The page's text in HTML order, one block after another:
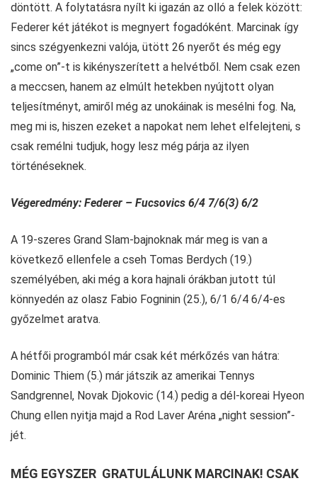
döntött. A folytatásra nyílt ki igazán az olló a felek között:
Federer két játékot is megnyert fogadóként. Marcinak így
sincs szégyenkezni valója, ütött 26 nyerőt és még egy
„come on”-t is kikényszerített a helvétből. Nem csak ezen
a meccsen, hanem az elmúlt hetekben nyújtott olyan
teljesítményt, amiről még az unokáinak is mesélni fog. Na,
meg mi is, hiszen ezeket a napokat nem lehet elfelejteni, s
csak remélni tudjuk, hogy lesz még párja az ilyen
történéseknek.
Végeredmény: Federer – Fucsovics 6/4 7/6(3) 6/2
A 19-szeres Grand Slam-bajnoknak már meg is van a
következő ellenfele a cseh Tomas Berdych (19.)
személyében, aki még a kora hajnali órákban jutott túl
könnyedén az olasz Fabio Fogninin (25.), 6/1 6/4 6/4-es
győzelmet aratva.
A hétfői programból már csak két mérkőzés van hátra:
Dominic Thiem (5.) már játszik az amerikai Tennys
Sandgrennel, Novak Djokovic (14.) pedig a dél-koreai Hyeon
Chung ellen nyitja majd a Rod Laver Aréna „night session”-
jét.
MÉG EGYSZER GRATULÁLUNK MARCINAK! CSAK